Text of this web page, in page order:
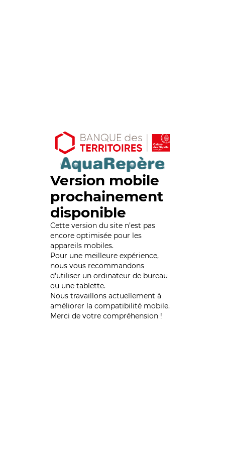
Version mobile
prochainement
disponible
Cette version du site n’est pas
encore optimisée pour les
appareils mobiles.
Pour une meilleure expérience,
nous vous recommandons
d'utiliser un ordinateur de bureau
ou une tablette.
Nous travaillons actuellement à
améliorer la compatibilité mobile.
Merci de votre compréhension !